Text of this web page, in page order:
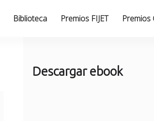
Biblioteca Premios FIJET Premios
Descargar ebook